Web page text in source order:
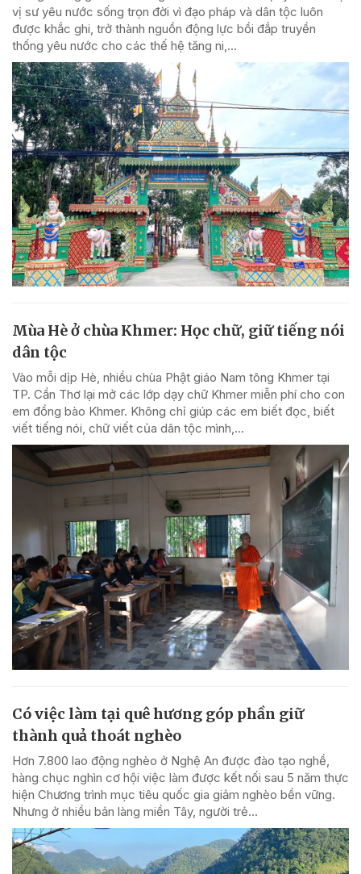
vị sư yêu nước sống trọn đời vì đạo pháp và dân tộc luôn
được khắc ghi, trở thành nguồn động lực bồi đắp truyền
thống yêu nước cho các thế hệ tăng ni,...
Mùa Hè ở chùa Khmer: Học chữ, giữ tiếng nói
dân tộc
Vào mỗi dịp Hè, nhiều chùa Phật giáo Nam tông Khmer tại
TP. Cần Thơ lại mở các lớp dạy chữ Khmer miễn phí cho con
em đồng bào Khmer. Không chỉ giúp các em biết đọc, biết
viết tiếng nói, chữ viết của dân tộc mình,...
Có việc làm tại quê hương góp phần giữ
thành quả thoát nghèo
Hơn 7.800 lao động nghèo ở Nghệ An được đào tạo nghề,
hàng chục nghìn cơ hội việc làm được kết nối sau 5 năm thực
hiện Chương trình mục tiêu quốc gia giảm nghèo bền vững.
Nhưng ở nhiều bản làng miền Tây, người trẻ...